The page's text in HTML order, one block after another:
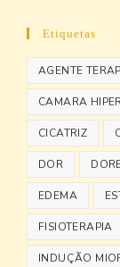
Etiquetas
AGENTE
CAMARA
CICATRIZ
DOR
EDEMA
FISIOTERAPIA
INDUÇÃO